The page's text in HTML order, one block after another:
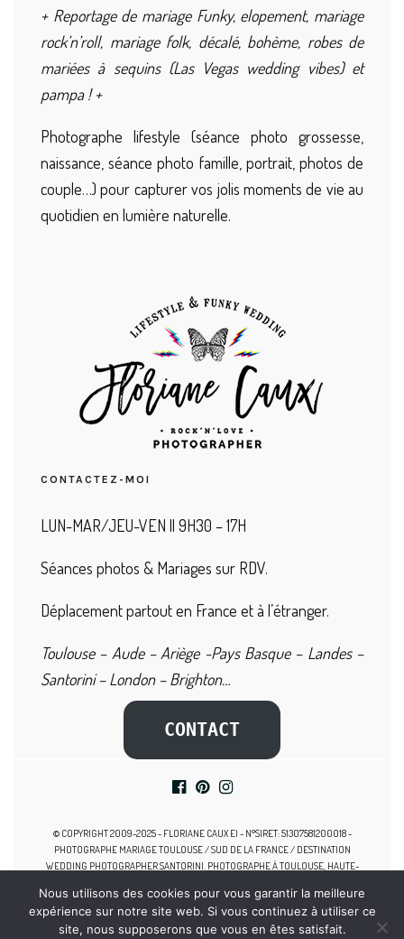
+ Reportage de mariage Funky, elopement, mariage
rock’n’roll, mariage folk, décalé, bohème, robes de
mariées à sequins (Las Vegas wedding vibes) et
pampa ! +
Photographe lifestyle (séance photo grossesse,
naissance, séance photo famille, portrait, photos de
couple…) pour capturer vos jolis moments de vie au
quotidien en lumière naturelle.
CONTACTEZ-MOI
LUN-MAR/JEU-VEN || 9H30 – 17H
Séances photos & Mariages sur RDV.
Déplacement partout en France et à l’étranger.
Toulouse – Aude – Ariège -Pays Basque – Landes –
Santorini – London – Brighton…
CONTACT
© COPYRIGHT 2009-2025 - FLORIANE CAUX EI - N°SIRET: 51307581200018 -
PHOTOGRAPHE MARIAGE TOULOUSE / SUD DE LA FRANCE / DESTINATION
WEDDING PHOTOGRAPHER SANTORINI. PHOTOGRAPHE À TOULOUSE, HAUTE-
GROSSESSE TOULOUSE, SEANCE PHOTO NAISSANCE, PHOTOGRAPHE FAMILLE
TOULOUSE, PHOTOGRAPHE NOUVEAU-NE TOULOUSE.
Nous utilisons des cookies pour vous garantir la meilleure
expérience sur notre site web. Si vous continuez à utiliser ce
site, nous supposerons que vous en êtes satisfait.